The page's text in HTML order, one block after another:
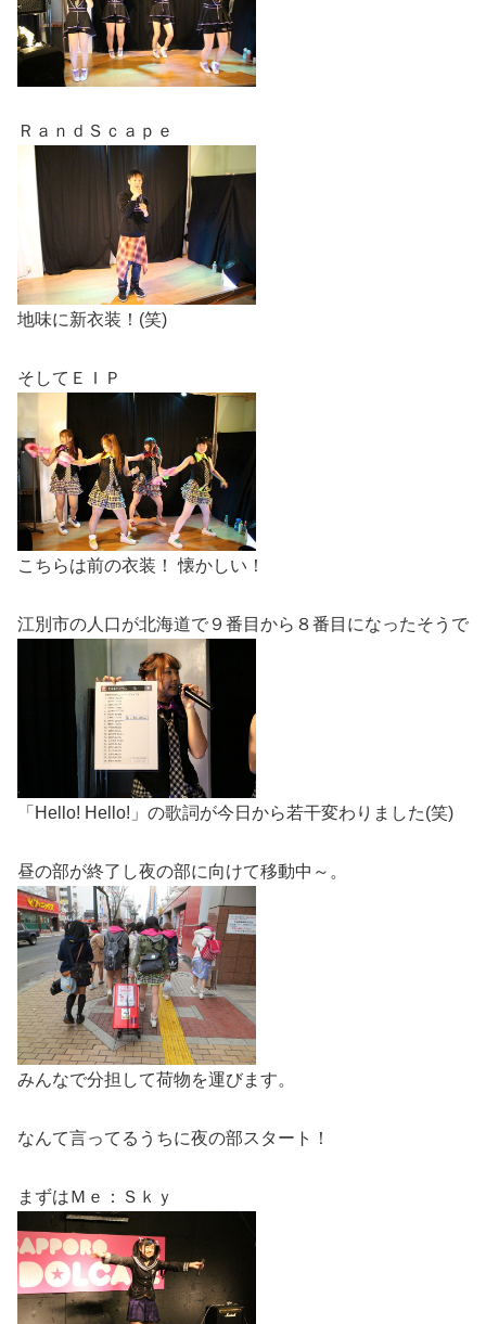
ＲａｎｄＳｃａｐｅ
地味に新衣装！(笑)
そしてＥＩＰ
こちらは前の衣装！ 懐かしい！
江別市の人口が北海道で９番目から８番目になったそうで
「Hello! Hello!」の歌詞が今日から若干変わりました(笑)
昼の部が終了し夜の部に向けて移動中～。
みんなで分担して荷物を運びます。
なんて言ってるうちに夜の部スタート！
まずはＭｅ：Ｓｋｙ